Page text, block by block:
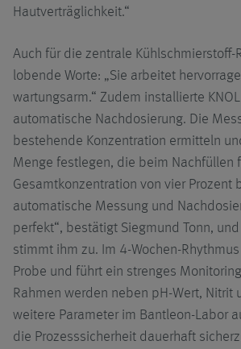
Hautverträglichkeit.“
Auch für die zentrale Kühlschmierstoff-
lobende Worte: „Sie arbeitet
wartungsarm.“ Zudem installierte
automatische Nachdosierung. Die
bestehende Konzentration ermitteln
Menge festlegen, die beim Nachfüllen
Gesamtkonzentration von vier Prozent
automatische Messung und
perfekt“, bestätigt Siegmund Tonn,
stimmt ihm zu. Im 4-Wochen-
Probe und führt ein strenges
Rahmen werden neben pH-Wert, Nitrit
weitere Parameter im Bantleon-Labor
die Prozesssicherheit dauerhaft